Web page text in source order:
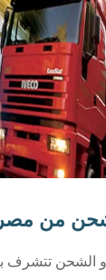
من مصر
و الشحن تتشرف